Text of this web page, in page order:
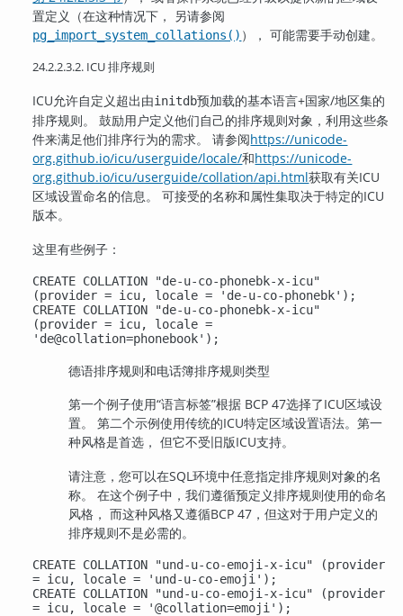
置定义（在这种情况下， 另请参阅
pg_import_system_collations() ）， 可能需要手动创建。
24.2.2.3.2. ICU 排序规则
ICU允许自定义超出由initdb预加载的基本语言+国家/地区集的
排序规则。 鼓励用户定义他们自己的排序规则对象，利用这些条
件来满足他们排序行为的需求。 请参阅https://unicode-
org.github.io/icu/userguide/locale/和https://unicode-
org.github.io/icu/userguide/collation/api.html获取有关ICU
区域设置命名的信息。 可接受的名称和属性集取决于特定的ICU
版本。
这里有些例子：
CREATE COLLATION "de-u-co-phonebk-x-icu"
(provider = icu, locale = 'de-u-co-phonebk');
CREATE COLLATION "de-u-co-phonebk-x-icu"
(provider = icu, locale =
'de@collation=phonebook');
德语排序规则和电话簿排序规则类型
第一个例子使用“语言标签”根据 BCP 47选择了ICU区域设
置。 第二个示例使用传统的ICU特定区域设置语法。第一
种风格是首选， 但它不受旧版ICU支持。
请注意，您可以在SQL环境中任意指定排序规则对象的名
称。 在这个例子中，我们遵循预定义排序规则使用的命名
风格， 而这种风格又遵循BCP 47，但这对于用户定义的
排序规则不是必需的。
CREATE COLLATION "und-u-co-emoji-x-icu" (provider
= icu, locale = 'und-u-co-emoji');
CREATE COLLATION "und-u-co-emoji-x-icu" (provider
= icu, locale = '@collation=emoji');